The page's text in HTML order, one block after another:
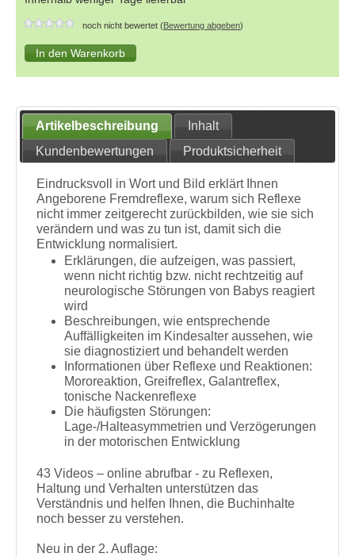
noch nicht bewertet (Bewertung abgeben)
Artikelbeschreibung
Inhalt
Kundenbewertungen
Produktsicherheit
Eindrucksvoll in Wort und Bild erklärt Ihnen
Angeborene Fremdreflexe, warum sich Reflexe
nicht immer zeitgerecht zurückbilden, wie sie sich
verändern und was zu tun ist, damit sich die
Entwicklung normalisiert.
Erklärungen, die aufzeigen, was passiert,
wenn nicht richtig bzw. nicht rechtzeitig auf
neurologische Störungen von Babys reagiert
wird
Beschreibungen, wie entsprechende
Auffälligkeiten im Kindesalter aussehen, wie
sie diagnostiziert und behandelt werden
Informationen über Reflexe und Reaktionen:
Mororeaktion, Greifreflex, Galantreflex,
tonische Nackenreflexe
Die häufigsten Störungen:
Lage-/Halteasymmetrien und Verzögerungen
in der motorischen Entwicklung
43 Videos – online abrufbar - zu Reflexen,
Haltung und Verhalten unterstützen das
Verständnis und helfen Ihnen, die Buchinhalte
noch besser zu verstehen.
Neu in der 2. Auflage: